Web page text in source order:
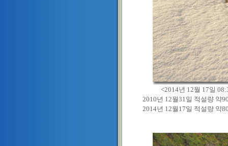
<2014년 12월 17일
2010년 12월31일 적설량 약
2014년 12월17일 적설량 약